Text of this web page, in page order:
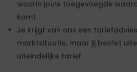
waarin jouw toegevoegde
komt
Je krijgt van ons een
marktsituatie, maar jij beslist
uiteindelijke tarief